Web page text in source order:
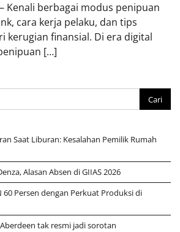
Kenali berbagai modus penipuan
cara kerja pelaku, dan tips
kerugian finansial. Di era digital
[…]
Saat Liburan: Kesalahan Pemilik Rumah
Alasan Absen di GIIAS 2026
60 Persen dengan Perkuat Produksi di
tak resmi jadi sorotan